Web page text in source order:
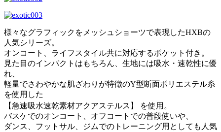
様々なグラフィックをメッシュショーツで表現したHXBの
人気シリーズ。
オンコート、ライフスタイル共に対応するポケット付き。
見た目のインパクトはもちろん、生地には吸水・速乾性に優
れ、
軽量でさわやかな肌ざわりが特徴のY型断面ポリエステル糸
を使用した
【急速吸水速乾素材アクアステルス】 を使用。
バスケでのオンコート、オフコートでの普段使いや、
ダンス、フットサル、ジムでのトレーニング用としても人気